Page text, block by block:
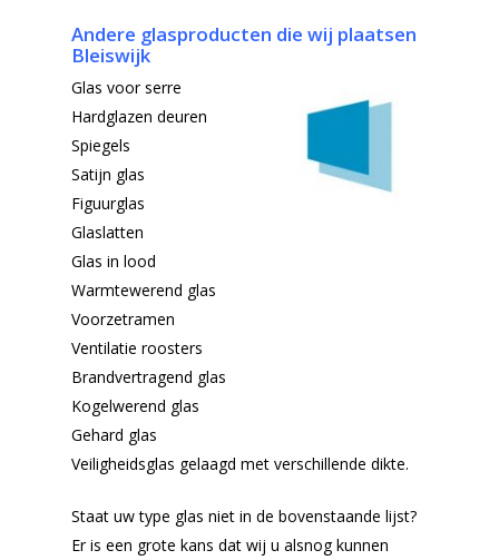
Andere glasproducten die wij plaatsen
Bleiswijk
Glas voor serre
Hardglazen deuren
Spiegels
Satijn glas
Figuurglas
Glaslatten
Glas in lood
Warmtewerend glas
Voorzetramen
Ventilatie roosters
Brandvertragend glas
Kogelwerend glas
Gehard glas
Veiligheidsglas gelaagd met verschillende dikte.
Staat uw type glas niet in de bovenstaande lijst?
Er is een grote kans dat wij u alsnog kunnen